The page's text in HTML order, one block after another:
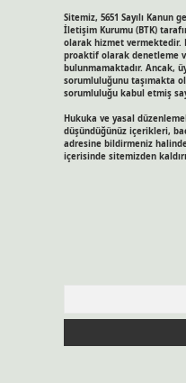
Sitemiz, 5651 Sayılı Kanun
İletişim Kurumu (BTK)
olarak hizmet vermektedir.
proaktif olarak denetleme
bulunmamaktadır. Ancak,
sorumluluğunu taşımakta
sorumluluğu kabul etmiş
Hukuka ve yasal
düşündüğünüz içerikleri,
adresine bildirmeniz
içerisinde sitemizden